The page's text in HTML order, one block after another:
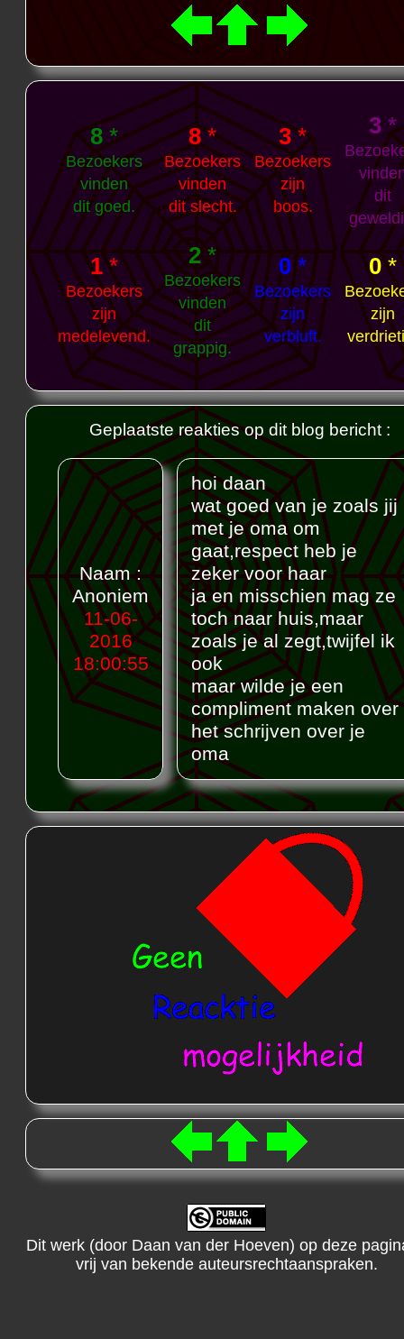
8*
Bezoekers
vinden
dit goed.
8*
Bezoekers
vinden
dit slecht.
3*
Bezoekers
zijn
boos.
3 *
dit
1*
Bezoekers
zijn
medelevend.
2*
Bezoekers
vinden
dit
grappig.
0*
Bezoekers
zijn
verbluft.
0*
zijn
Geplaatste reakties op dit blog bericht :
Naam :
Anoniem
11-06-
2016
18:00:55
hoi daan
wat goed van je zoals jij
met je oma om
gaat,respect heb je
zeker voor haar
ja en misschien mag ze
toch naar huis,maar
zoals je al zegt,twijfel ik
ook
maar wilde je een
compliment maken over
het schrijven over je
oma
Dit werk (door Daan van der Hoeven) op deze
vrij van bekende auteursrechtaanspraken.